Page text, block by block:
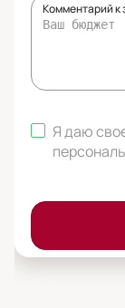
Комментарий к
Я даю